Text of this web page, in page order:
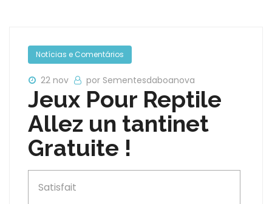
Notícias e Comentários
22 nov por Sementesdaboanova
Jeux Pour Reptile
Allez un tantinet
Gratuite !
Satisfait